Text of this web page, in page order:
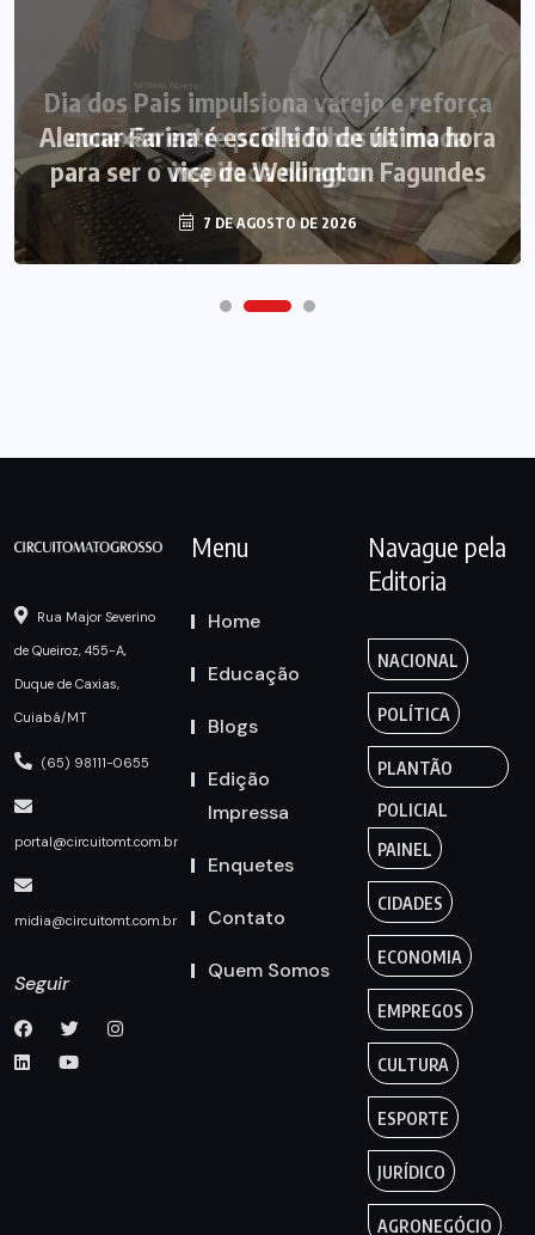
Alencar Farina é escolhido de última hora
para ser o vice de Wellington Fagundes
7 DE AGOSTO DE 2026
Rua Major Severino
de Queiroz, 455-A,
Duque de Caxias,
Cuiabá/MT
(65) 98111-0655
portal@circuitomt.com.br
midia@circuitomt.com.br
Seguir
Menu
Home
Educação
Blogs
Edição
Impressa
Enquetes
Contato
Quem Somos
Navague pela
Editoria
NACIONAL
POLÍTICA
PLANTÃO
POLICIAL
PAINEL
CIDADES
ECONOMIA
EMPREGOS
CULTURA
ESPORTE
JURÍDICO
AGRONEGÓCIO